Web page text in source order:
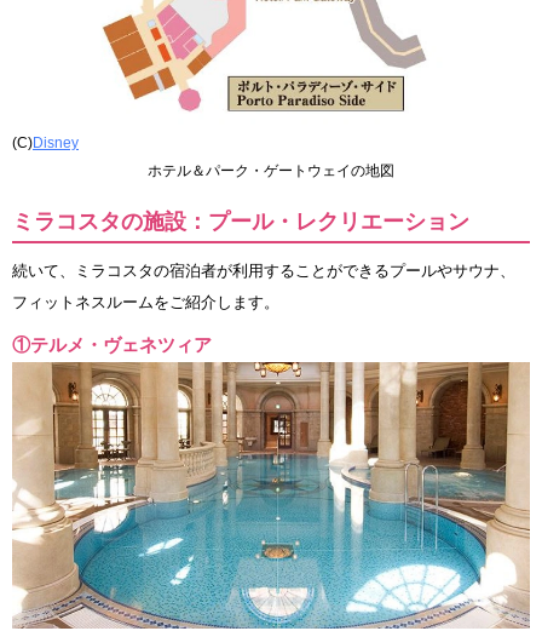
(C)Disney
ホテル＆パーク・ゲートウェイの地図
ミラコスタの施設：プール・レクリエーション
続いて、ミラコスタの宿泊者が利用することができるプールやサウナ、
フィットネスルームをご紹介します。
①テルメ・ヴェネツィア